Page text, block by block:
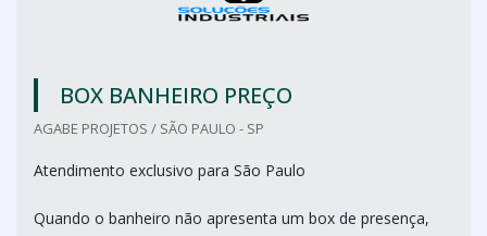
BOX BANHEIRO PREÇO
AGABE PROJETOS / SÃO PAULO - SP
Atendimento exclusivo para São Paulo
Quando o banheiro não apresenta um box de presença,